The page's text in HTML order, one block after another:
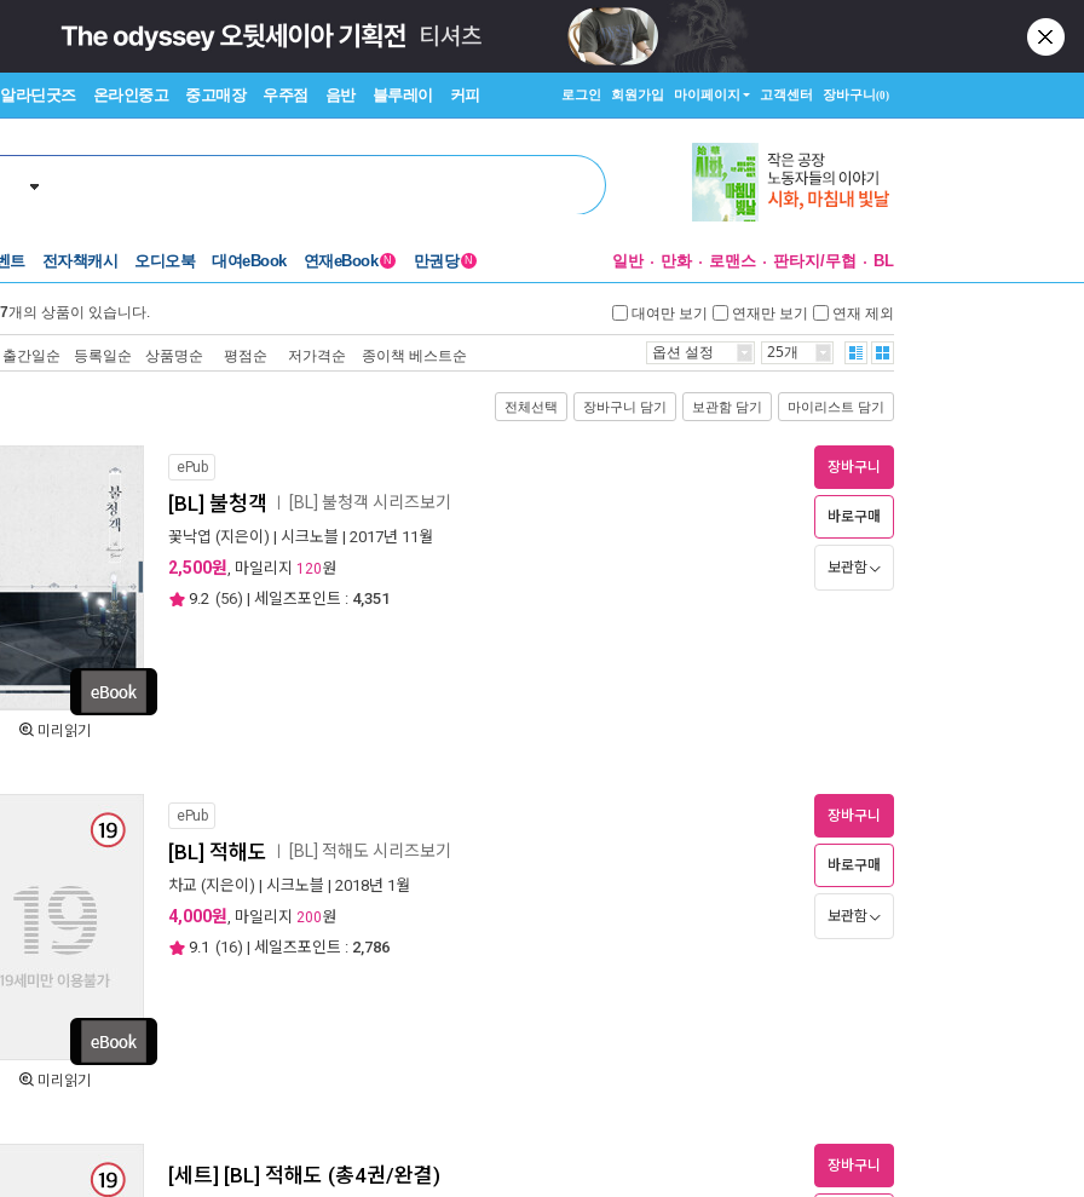
알라딘굿즈 온라인중고 중고매장 우주점 음반 블루레이 커피 로그인 회원가입 마이페이지 고객센터 장바구니(0)
트 전자책캐시 오디오북 대여eBook 연재eBook N 만권당 N 일반 만화 로맨스 판타지/무협 BL
개의 상품이 있습니다. 대여만 보기 연재만 보기 연재 제외
출간일순 등록일순 상품명순 평점순 저가격순 종이책 베스트순 옵션 설정 25개
전체선택 장바구니 담기 보관함 담기 마이리스트 담기
미리읽기
ePub
[BL] 불청객 [BL] 불청객 시리즈보기
꽃낙엽 (지은이) | 시크노블 | 2017년 11월
2,500원, 마일리지 120원
9.2 (56) | 세일즈포인트 : 4,351
장바구니
바로구매
보관함
미리읽기
ePub
[BL] 적해도 [BL] 적해도 시리즈보기
차교 (지은이) | 시크노블 | 2018년 1월
4,000원, 마일리지 200원
9.1 (16) | 세일즈포인트 : 2,786
장바구니
바로구매
보관함
[세트] [BL] 적해도 (총4권/완결) 장바구니